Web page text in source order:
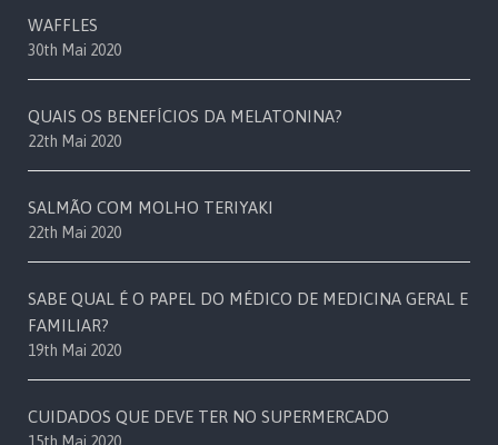
WAFFLES
30th Mai 2020
QUAIS OS BENEFÍCIOS DA MELATONINA?
22th Mai 2020
SALMÃO COM MOLHO TERIYAKI
22th Mai 2020
SABE QUAL É O PAPEL DO MÉDICO DE MEDICINA GERAL E
FAMILIAR?
19th Mai 2020
CUIDADOS QUE DEVE TER NO SUPERMERCADO
15th Mai 2020